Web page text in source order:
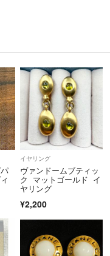
ちらは良い評価にしまし
、多少の誤差があります
良いお取り引きを希望しま
で気になる事はご購入前に
イヤリング
ヴァンドームブティッ
ク マットゴールド イ
ヤリング
¥2,200